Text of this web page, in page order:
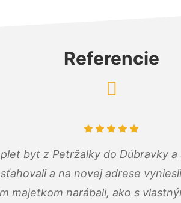
Referencie
byt z Petržalky do Dúbravky
a na novej adrese
majetkom narábali, ako s